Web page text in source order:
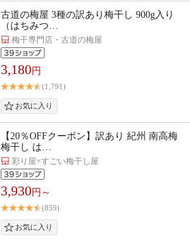
古道の梅屋 3種の訳あり梅干し 900g入り
（はちみつ…
梅干専門店・古道の梅屋
3,180円
(1,791)
【20％OFFクーポン】訳あり 紀州 南高梅
梅干し は…
彩り屋×すごい梅干し屋
3,930円～
(859)